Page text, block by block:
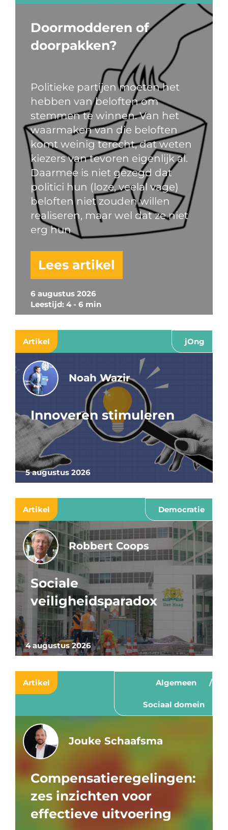
6 augustus 2026
Leestijd: 4 - 6 min
Doormodderen of
doorpakken?
Politieke partijen moeten het
hebben van beloften om
stemmen te winnen. Van het
waarmaken van die beloften
komt weinig terecht, dat weten
kiezers van tevoren eigenlijk al.
Daarmee is niet gezegd dat
politici hun (loze, veelal vage)
beloften niet zouden willen
realiseren, maar wel dat ze niet
erg hun
Lees artikel
Artikel jOng
5 augustus 2026
Noah Wazir
Innoveren stimuleren
Artikel Democratie
4 augustus 2026
Robbert Coops
Sociale
veiligheidsparadox
Artikel Algemeen
Sociaal domein
Jouke Schaafsma
Compensatieregelingen:
zes inzichten voor
effectieve uitvoering